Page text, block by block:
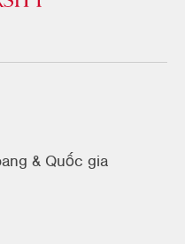
& Quốc gia